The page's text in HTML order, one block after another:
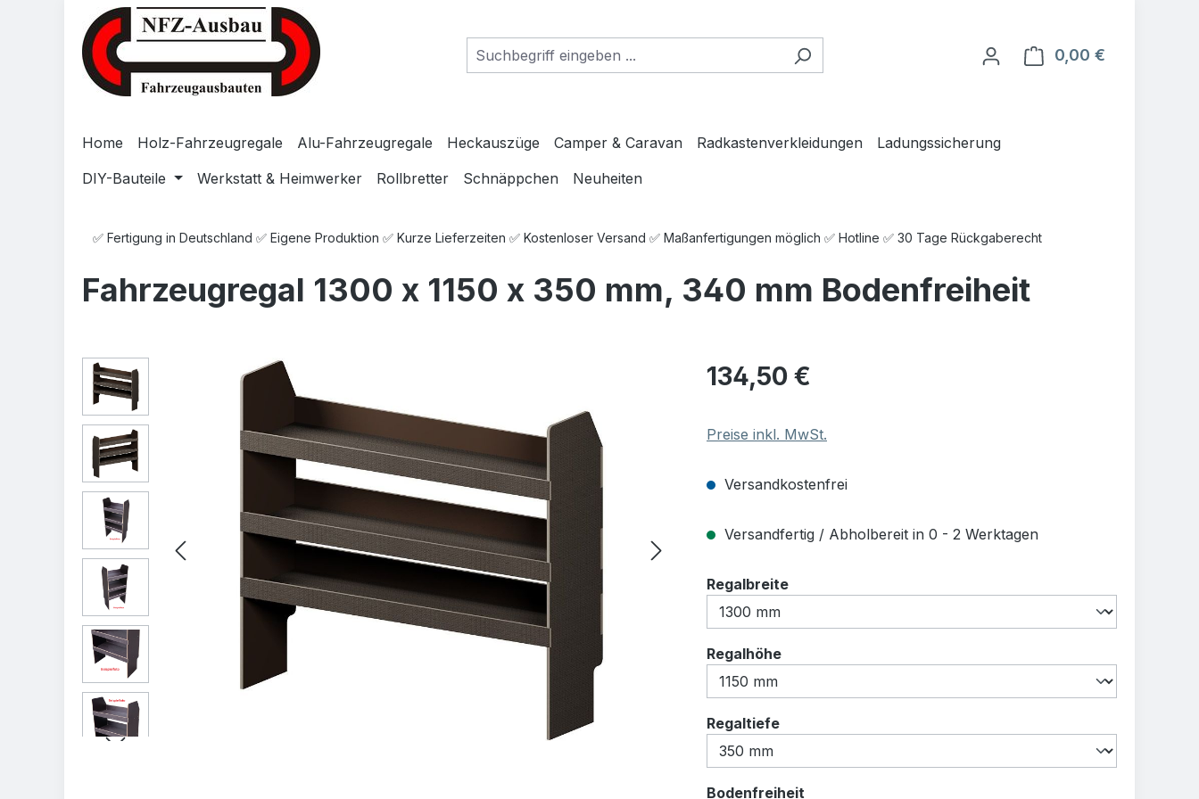
Zum Hauptinhalt springen
Zur Suche springen
Zur Hauptnavigation springen
0,00 €
Home Holz-Fahrzeugregale Alu-Fahrzeugregale Heckauszüge Camper & Caravan Radkastenverkleidungen
Ladungssicherung
DIY-Bauteile
Werkstatt & Heimwerker Rollbretter Schnäppchen Neuheiten
✅ Fertigung in Deutschland ✅ Eigene Produktion ✅ Kurze Lieferzeiten ✅ Kostenloser Versand ✅ Maßanfertigungen möglich ✅ Hotline ✅ 30 Tage Rückgaberecht
Fahrzeugregal 1300 x 1150 x 350 mm, 340 mm Bodenfreiheit
Bildergalerie überspringen Regulärer Preis:
134,50 €
Preise inkl. MwSt.
Versandkostenfrei
Versandfertig / Abholbereit in 0 - 2 Werktagen
Regalbreiteauswählen
Regalhöheauswählen
Regaltiefeauswählen
Bodenfreiheit